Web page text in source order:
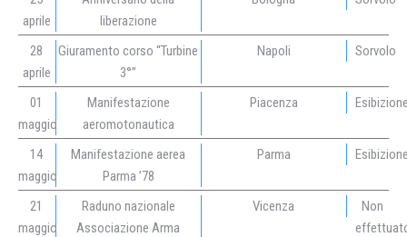
aprile
liberazione
28
aprile
Giuramento corso “Turbine
3°”
Napoli Sorvolo
01
maggio
Manifestazione
aeromotonautica
Piacenza
14
maggio
Manifestazione aerea
Parma ’78
Parma
21
maggio
Raduno nazionale
Associazione Arma
Vicenza
Non